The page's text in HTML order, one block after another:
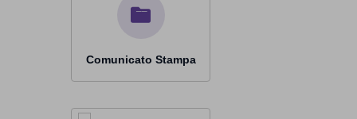
Comunicato Stampa